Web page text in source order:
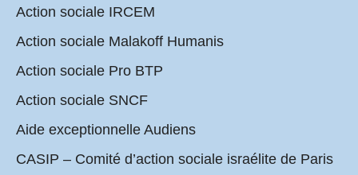
Action sociale IRCEM
Action sociale Malakoff Humanis
Action sociale Pro BTP
Action sociale SNCF
Aide exceptionnelle Audiens
CASIP – Comité d’action sociale israélite de Paris